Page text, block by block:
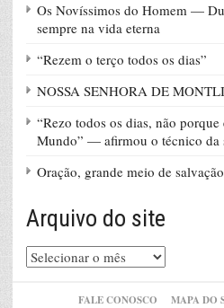
Os Novíssimos do Homem —
sempre na vida eterna
“Rezem o terço todos os dias”
NOSSA SENHORA DE
“Rezo todos os dias, não
Mundo” — afirmou o técnico da
Oração, grande meio de salvação
Arquivo do site
Arquivo
do
FALE CONOSCO MAPA DO